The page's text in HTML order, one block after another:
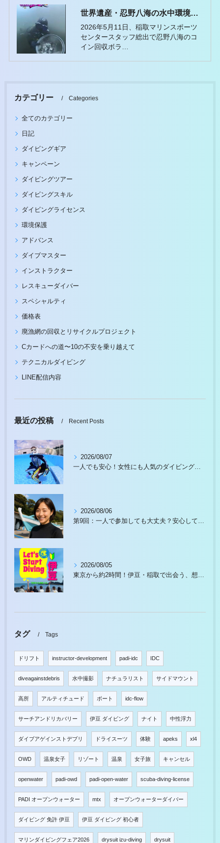
世界遺産・忍野八海の水中環境保全活動に参加しました
2026年5月11日、稲取マリンスポーツ
センタースタッフ総出で忍野八海のコ
イン回収ボラ…
カテゴリー Categories
全てのカテゴリー
日記
ダイビングギア
キャンペーン
ダイビングツアー
ダイビングスキル
ダイビングライセンス
環境保護
アドバンス
ダイブマスター
インストラクター
レスキューダイバー
スペシャルティ
価格表
廃漁網の回収とリサイクルプロジェクト
Cカードへの道〜10の不安を乗り越えて
テクニカルダイビング
LINE配信内容
最近の投稿 Recent Posts
2026/08/07
一人でも安心！女性にも人気のダイビングスクール徹底ガイド
2026/08/06
第9回：一人で参加しても大丈夫？安心して始められる理由があります
2026/08/05
東京から約2時間！伊豆・稲取で出会う、想像以上の水中世界
タグ Tags
ドリフト instructor-development padi-idc IDC
diveagainstdebris 水中撮影 ナチュラリスト サイドマウント
高所 アルティチュード ボート idc-flow
サーチアンドリカバリー 伊豆 ダイビング ナイト 中性浮力
ダイブアゲインストデブリ ドライスーツ 体験 apeks xl4
OWD 温泉女子 リゾート 温泉 女子旅 キャンセル
openwater padi-owd padi-open-water scuba-diving-license
PADI オープンウォーター mtx オープンウォーターダイバー
ダイビング 免許 伊豆 伊豆 ダイビング 初心者
マリンダイビングフェア2026 drysuit izu-diving drysuit